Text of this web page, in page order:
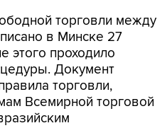
торговли между
в Минске 27
этого проходило
Документ
торговли,
Всемирной торговой